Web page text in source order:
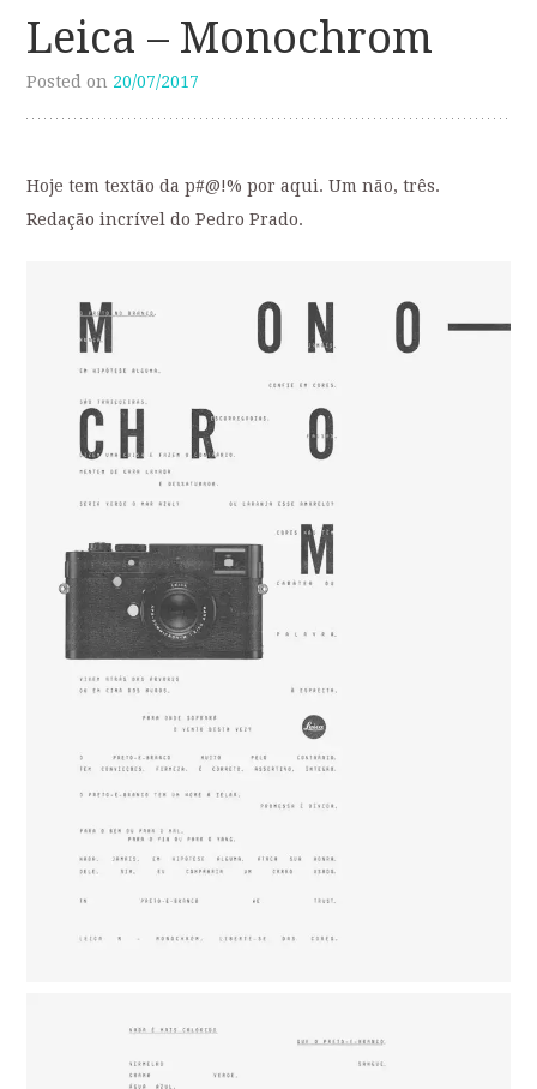
Leica – Monochrom
Posted on 20/07/2017
Hoje tem textão da p#@!% por aqui. Um não, três.
Redação incrível do Pedro Prado.